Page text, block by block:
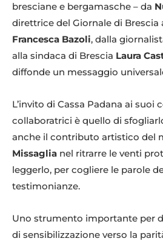
bresciane e bergamasche – da
direttrice del Giornale di Brescia
Francesca Bazoli, dalla
alla sindaca di Brescia Laura
diffonde un messaggio
L’invito di Cassa Padana ai suoi
collaboratrici è quello di
anche il contributo artistico del
Missaglia nel ritrarre le venti
leggerlo, per cogliere le parole
testimonianze.
Uno strumento importante per
di sensibilizzazione verso la